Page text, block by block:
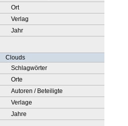
Ort
Verlag
Jahr
Clouds
Schlagwörter
Orte
Autoren / Beteiligte
Verlage
Jahre